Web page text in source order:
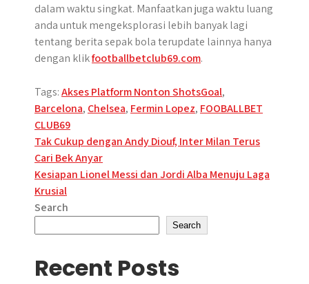
dalam waktu singkat. Manfaatkan juga waktu luang
anda untuk mengeksplorasi lebih banyak lagi
tentang berita sepak bola terupdate lainnya hanya
dengan klikfootballbetclub69.com.
Tags:Akses Platform Nonton ShotsGoal,
Barcelona, Chelsea, Fermin Lopez, FOOBALLBET
CLUB69
Post
navigation
Tak Cukup dengan Andy Diouf, Inter Milan Terus
Cari Bek Anyar
Kesiapan Lionel Messi dan Jordi Alba Menuju Laga
Krusial
Search
Search
Recent Posts